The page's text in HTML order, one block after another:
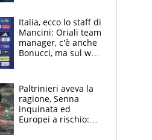
felice del mio livello"
Italia, ecco lo staff di
Mancini: Oriali team
manager, c'è anche
Bonucci, ma sul web
Paltrinieri aveva la
ragione, Senna
inquinata ed
Europei a rischio: